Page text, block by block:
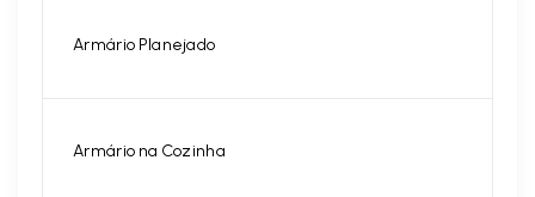
Armário Planejado
Armário na Cozinha